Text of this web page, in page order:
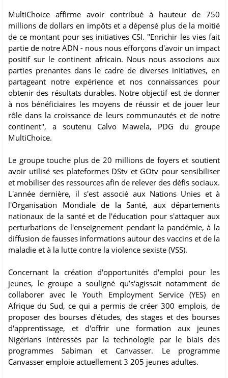
MultiChoice affirme avoir contribué à hauteur de 750
millions de dollars en impôts et a dépensé plus de la moitié
de ce montant pour ses initiatives CSI. "Enrichir les vies fait
partie de notre ADN - nous nous efforçons d'avoir un impact
positif sur le continent africain. Nous nous associons aux
parties prenantes dans le cadre de diverses initiatives, en
partageant notre expérience et nos connaissances pour
obtenir des résultats durables. Notre objectif est de donner
à nos bénéficiaires les moyens de réussir et de jouer leur
rôle dans la croissance de leurs communautés et de notre
continent", a soutenu Calvo Mawela, PDG du groupe
MultiChoice.
Le groupe touche plus de 20 millions de foyers et soutient
avoir utilisé ses plateformes DStv et GOtv pour sensibiliser
et mobiliser des ressources afin de relever des défis sociaux.
L'année dernière, il s'est associé aux Nations Unies et à
l'Organisation Mondiale de la Santé, aux départements
nationaux de la santé et de l'éducation pour s'attaquer aux
perturbations de l'enseignement pendant la pandémie, à la
diffusion de fausses informations autour des vaccins et de la
maladie et à la lutte contre la violence sexiste (VSS).
Concernant la création d'opportunités d'emploi pour les
jeunes, le groupe a souligné qu’s'agissait notamment de
collaborer avec le Youth Employment Service (YES) en
Afrique du Sud, ce qui a permis de créer 300 emplois, de
proposer des bourses d'études, des stages et des bourses
d'apprentissage, et d'offrir une formation aux jeunes
Nigérians intéressés par la technologie par le biais des
programmes Sabiman et Canvasser. Le programme
Canvasser emploie actuellement 3 205 jeunes adultes.